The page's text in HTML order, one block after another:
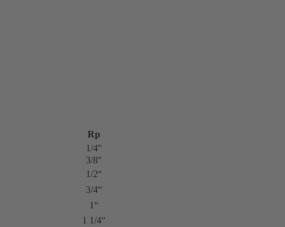
Rp
1/4″
3/8″
1/2“
3/4“
1“
1 1/4“